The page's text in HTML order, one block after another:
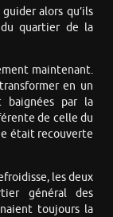
alors qu’ils
quartier de la
maintenant.
en un
baignées par la
de celle du
était recouverte
les deux
général des
toujours la